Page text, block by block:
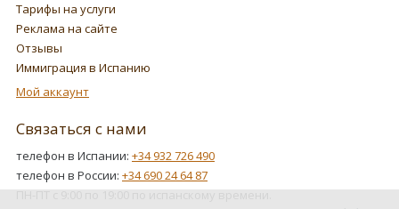
Тарифы на услуги
Реклама на сайте
Отзывы
Иммиграция в Испанию
Мой аккаунт
Связаться с нами
телефон в Испании: +34 932 726 490
телефон в России: +34 690 24 64 87
ПН-ПТ с 9:00 по 19:00 по испанскому времени.